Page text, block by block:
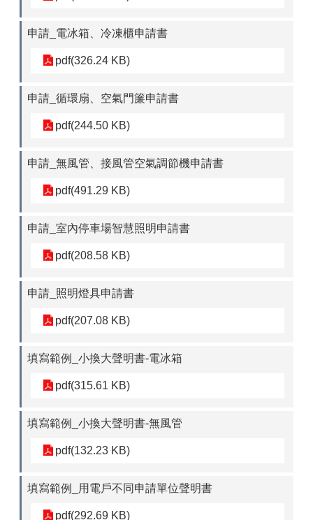
申請_電冰箱、冷凍櫃申請書
pdf(326.24 KB)
申請_循環扇、空氣門簾申請書
pdf(244.50 KB)
申請_無風管、接風管空氣調節機申請書
pdf(491.29 KB)
申請_室內停車場智慧照明申請書
pdf(208.58 KB)
申請_照明燈具申請書
pdf(207.08 KB)
填寫範例_小換大聲明書-電冰箱
pdf(315.61 KB)
填寫範例_小換大聲明書-無風管
pdf(132.23 KB)
填寫範例_用電戶不同申請單位聲明書
pdf(292.69 KB)